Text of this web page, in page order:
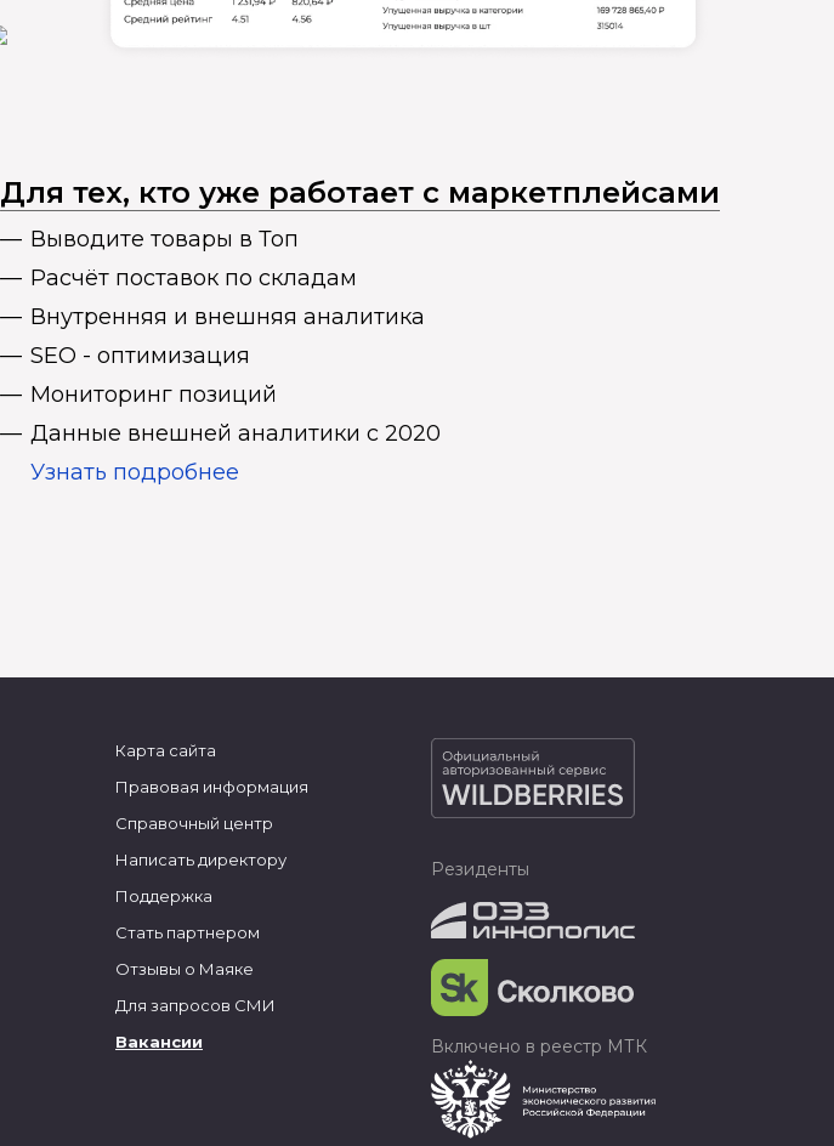
Для тех, кто уже работает с маркетплейсами
Выводите товары в Топ
Расчёт поставок по складам
Внутренняя и внешняя аналитика
SEO - оптимизация
Мониторинг позиций
Данные внешней аналитики с 2020
Узнать подробнее
Карта сайта
Правовая информация
Справочный центр
Написать директору
Поддержка
Стать партнером
Отзывы о Маяке
Для запросов СМИ
Вакансии
Резиденты
Включено в реестр МТК